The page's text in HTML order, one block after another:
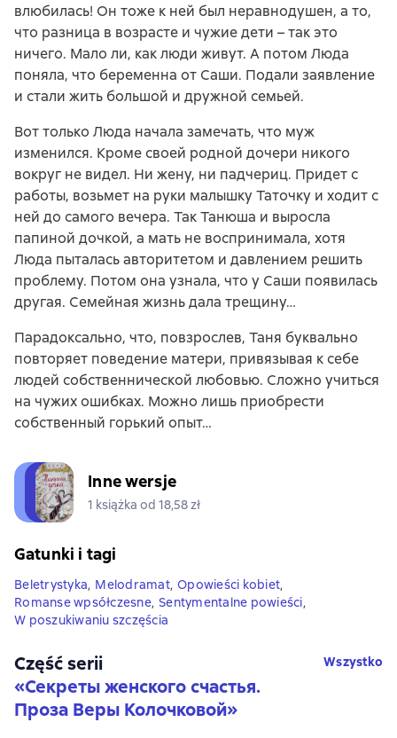
влюбилась! Он тоже к ней был неравнодушен, а то,
что разница в возрасте и чужие дети – так это
ничего. Мало ли, как люди живут. А потом Люда
поняла, что беременна от Саши. Подали заявление
и стали жить большой и дружной семьей.
Вот только Люда начала замечать, что муж
изменился. Кроме своей родной дочери никого
вокруг не видел. Ни жену, ни падчериц. Придет с
работы, возьмет на руки малышку Таточку и ходит с
ней до самого вечера. Так Танюша и выросла
папиной дочкой, а мать не воспринимала, хотя
Люда пыталась авторитетом и давлением решить
проблему. Потом она узнала, что у Саши появилась
другая. Семейная жизнь дала трещину…
Парадоксально, что, повзрослев, Таня буквально
повторяет поведение матери, привязывая к себе
людей собственнической любовью. Сложно учиться
на чужих ошибках. Можно лишь приобрести
собственный горький опыт…
Inne wersje
1 książka od 18,58 zł
Gatunki i tagi
Beletrystyka, Melodramat, Opowieści kobiet,
Romanse wpsółczesne, Sentymentalne powieści,
W poszukiwaniu szczęścia
Część serii
«Секреты женского счастья.
Проза Веры Колочковой»
Wszystko